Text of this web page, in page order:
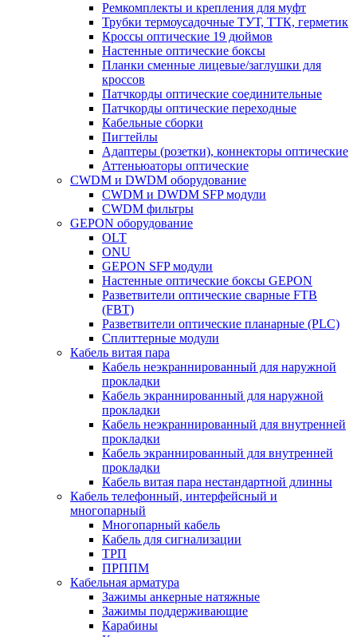
Ремкомплекты и крепления для муфт
Трубки термоусадочные ТУТ, ТТК, герметик
Кроссы оптические 19 дюймов
Настенные оптические боксы
Планки сменные лицевые/заглушки для
кроссов
Патчкорды оптические соединительные
Патчкорды оптические переходные
Кабельные сборки
Пигтейлы
Адаптеры (розетки), коннекторы оптические
Аттеньюаторы оптические
CWDM и DWDM оборудование
CWDM и DWDM SFP модули
CWDM фильтры
GEPON оборудование
OLT
ONU
GEPON SFP модули
Настенные оптические боксы GEPON
Разветвители оптические сварные FTB
(FBT)
Разветвители оптические планарные (PLC)
Сплиттерные модули
Кабель витая пара
Кабель неэкраннированный для наружной
прокладки
Кабель экраннированный для наружной
прокладки
Кабель неэкраннированный для внутренней
прокладки
Кабель экраннированный для внутренней
прокладки
Кабель витая пара нестандартной длинны
Кабель телефонный, интерфейсный и
многопарный
Многопарный кабель
Кабель для сигнализации
ТРП
ПРППМ
Кабельная арматура
Зажимы анкерные натяжные
Зажимы поддерживающие
Карабины